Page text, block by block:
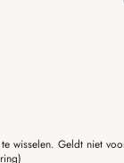
Geldt niet